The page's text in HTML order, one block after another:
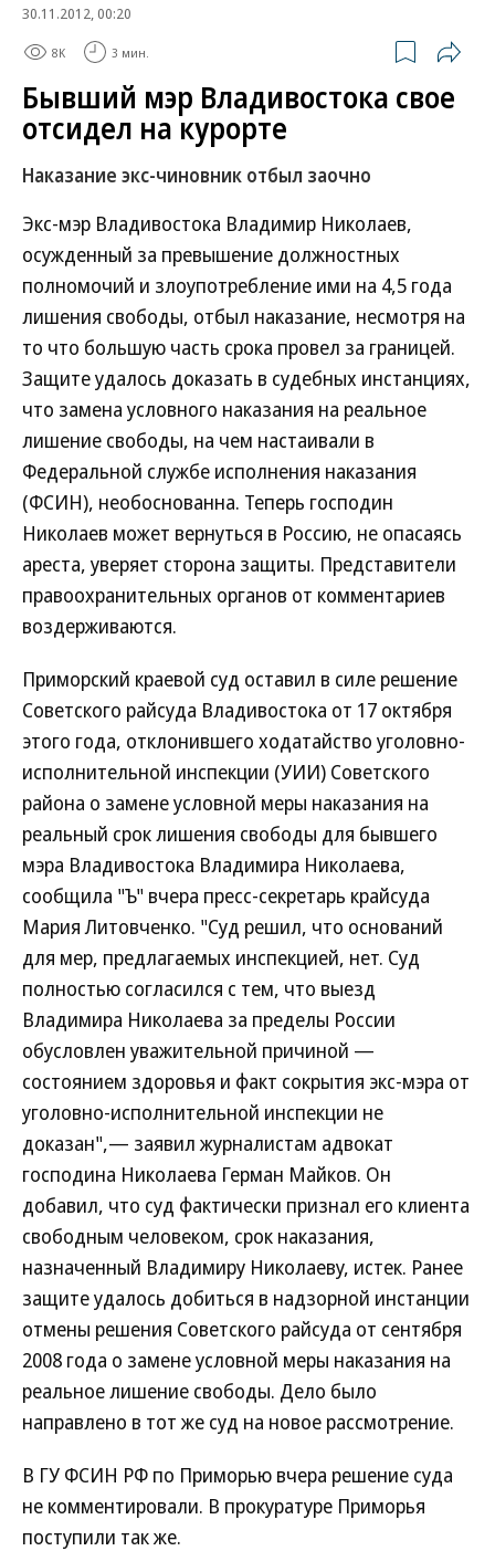
30.11.2012, 00:20
8K 3 мин.
Бывший мэр Владивостока свое
отсидел на курорте
Наказание экс-чиновник отбыл заочно
Экс-мэр Владивостока Владимир Николаев,
осужденный за превышение должностных
полномочий и злоупотребление ими на 4,5 года
лишения свободы, отбыл наказание, несмотря на
то что большую часть срока провел за границей.
Защите удалось доказать в судебных инстанциях,
что замена условного наказания на реальное
лишение свободы, на чем настаивали в
Федеральной службе исполнения наказания
(ФСИН), необоснованна. Теперь господин
Николаев может вернуться в Россию, не опасаясь
ареста, уверяет сторона защиты. Представители
правоохранительных органов от комментариев
воздерживаются.
Приморский краевой суд оставил в силе решение
Советского райсуда Владивостока от 17 октября
этого года, отклонившего ходатайство уголовно-
исполнительной инспекции (УИИ) Советского
района о замене условной меры наказания на
реальный срок лишения свободы для бывшего
мэра Владивостока Владимира Николаева,
сообщила "Ъ" вчера пресс-секретарь крайсуда
Мария Литовченко. "Суд решил, что оснований
для мер, предлагаемых инспекцией, нет. Суд
полностью согласился с тем, что выезд
Владимира Николаева за пределы России
обусловлен уважительной причиной —
состоянием здоровья и факт сокрытия экс-мэра от
уголовно-исполнительной инспекции не
доказан",— заявил журналистам адвокат
господина Николаева Герман Майков. Он
добавил, что суд фактически признал его клиента
свободным человеком, срок наказания,
назначенный Владимиру Николаеву, истек. Ранее
защите удалось добиться в надзорной инстанции
отмены решения Советского райсуда от сентября
2008 года о замене условной меры наказания на
реальное лишение свободы. Дело было
направлено в тот же суд на новое рассмотрение.
В ГУ ФСИН РФ по Приморью вчера решение суда
не комментировали. В прокуратуре Приморья
поступили так же.